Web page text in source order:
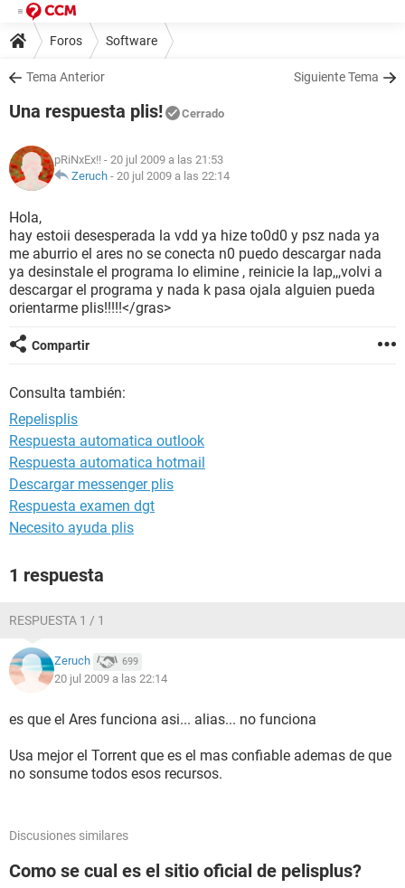
Foros Software
Tema Anterior Siguiente Tema
Una respuesta plis! Cerrado
pRiNxEx!! - 20 jul 2009 a las 21:53
Zeruch - 20 jul 2009 a las 22:14
Hola,
hay estoii desesperada la vdd ya hize to0d0 y psz nada ya
me aburrio el ares no se conecta n0 puedo descargar nada
ya desinstale el programa lo elimine , reinicie la lap,,,volvi a
descargar el programa y nada k pasa ojala alguien pueda
orientarme plis!!!!!</gras>
Compartir
Consulta también:
Repelisplis
Respuesta automatica outlook
Respuesta automatica hotmail
Descargar messenger plis
Respuesta examen dgt
Necesito ayuda plis
1 respuesta
RESPUESTA 1 / 1
Zeruch 699
20 jul 2009 a las 22:14
es que el Ares funciona asi... alias... no funciona
Usa mejor el Torrent que es el mas confiable ademas de que
no sonsume todos esos recursos.
Discusiones similares
Como se cual es el sitio oficial de pelisplus?